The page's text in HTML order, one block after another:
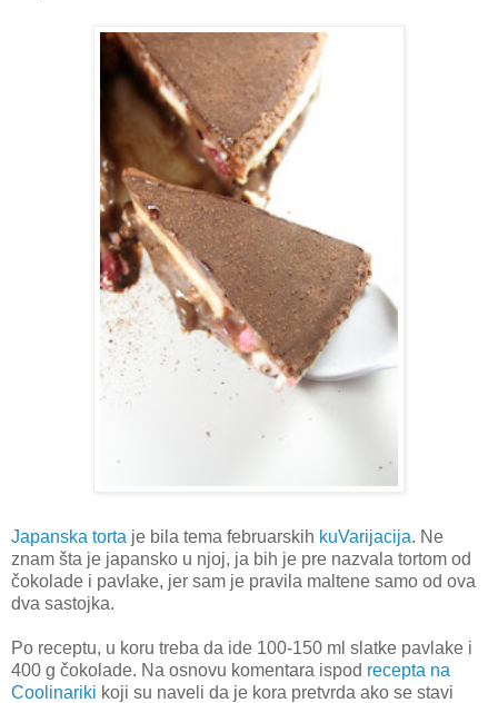
Japanska torta je bila tema februarskih kuVarijacija. Ne
znam šta je japansko u njoj, ja bih je pre nazvala tortom od
čokolade i pavlake, jer sam je pravila maltene samo od ova
dva sastojka.
Po receptu, u koru treba da ide 100-150 ml slatke pavlake i
400 g čokolade. Na osnovu komentara ispod recepta na
Coolinariki koji su naveli da je kora pretvrda ako se stavi